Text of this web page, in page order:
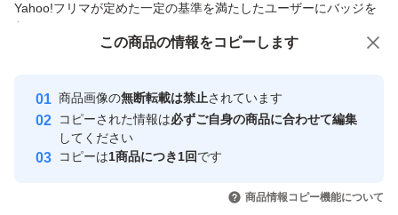
Yahoo!フリマが定めた一定の基準を満たしたユーザーにバッジを
付与しています
安心取引出品者
心・安全なユーザーです
取引実績
引を完了させた実績があります
この商品の情報をコピーします
商品画像の無断転載は禁止されています
コピーされた情報は必ずご自身の商品に合わせて編集
してください
コピーは1商品につき1回です
商品情報コピー機能について
この商品をみている人にオススメ